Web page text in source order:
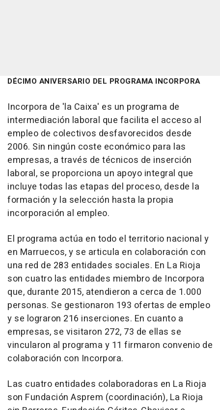
DÉCIMO ANIVERSARIO DEL PROGRAMA INCORPORA
Incorpora de 'la Caixa' es un programa de
intermediación laboral que facilita el acceso al
empleo de colectivos desfavorecidos desde
2006. Sin ningún coste económico para las
empresas, a través de técnicos de inserción
laboral, se proporciona un apoyo integral que
incluye todas las etapas del proceso, desde la
formación y la selección hasta la propia
incorporación al empleo.
El programa actúa en todo el territorio nacional y
en Marruecos, y se articula en colaboración con
una red de 283 entidades sociales. En La Rioja
son cuatro las entidades miembro de Incorpora
que, durante 2015, atendieron a cerca de 1.000
personas. Se gestionaron 193 ofertas de empleo
y se lograron 216 inserciones. En cuanto a
empresas, se visitaron 272, 73 de ellas se
vincularon al programa y 11 firmaron convenio de
colaboración con Incorpora.
Las cuatro entidades colaboradoras en La Rioja
son Fundación Asprem (coordinación), La Rioja